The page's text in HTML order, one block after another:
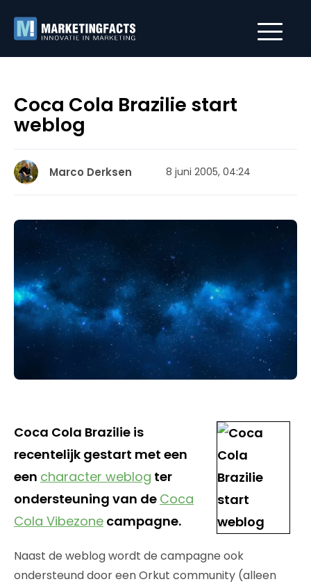
Coca Cola Brazilie start
weblog
Marco Derksen 8 juni 2005, 04:24
Coca Cola Brazilie is
recentelijk gestart met een
een character weblog ter
ondersteuning van de Coca
Cola Vibezone campagne.
Naast de weblog wordt de campagne ook
ondersteund door een Orkut community (alleen